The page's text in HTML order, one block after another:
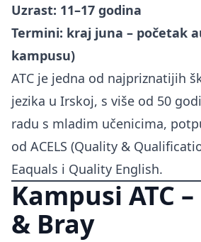
Uzrast: 11–17 godina
Termini: kraj juna – početak
kampusu)
ATC je jedna od najpriznatijih
jezika u Irskoj, s više od 50
radu s mladim učenicima,
od ACELS (Quality &
Eaquals i Quality English.
Kampusi ATC
& Bray